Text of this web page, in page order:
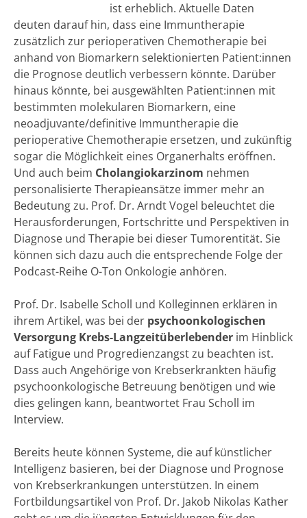
ist erheblich. Aktuelle Daten
deuten darauf hin, dass eine Immuntherapie
zusätzlich zur perioperativen Chemotherapie bei
anhand von Biomarkern selektionierten Patient:innen
die Prognose deutlich verbessern könnte. Darüber
hinaus könnte, bei ausgewählten Patient:innen mit
bestimmten molekularen Biomarkern, eine
neoadjuvante/definitive Immuntherapie die
perioperative Chemotherapie ersetzen, und zukünftig
sogar die Möglichkeit eines Organerhalts eröffnen.
Und auch beim Cholangiokarzinom nehmen
personalisierte Therapieansätze immer mehr an
Bedeutung zu. Prof. Dr. Arndt Vogel beleuchtet die
Herausforderungen, Fortschritte und Perspektiven in
Diagnose und Therapie bei dieser Tumorentität. Sie
können sich dazu auch die entsprechende Folge der
Podcast-Reihe O-Ton Onkologie anhören.
Prof. Dr. Isabelle Scholl und Kolleginnen erklären in
ihrem Artikel, was bei der psychoonkologischen
Versorgung Krebs-Langzeitüberlebender im Hinblick
auf Fatigue und Progredienzangst zu beachten ist.
Dass auch Angehörige von Krebserkrankten häufig
psychoonkologische Betreuung benötigen und wie
dies gelingen kann, beantwortet Frau Scholl im
Interview.
Bereits heute können Systeme, die auf künstlicher
Intelligenz basieren, bei der Dia­gnose und Prognose
von Krebserkrankungen unterstützen. In einem
Fortbildungsartikel von Prof. Dr. Jakob Nikolas Kather